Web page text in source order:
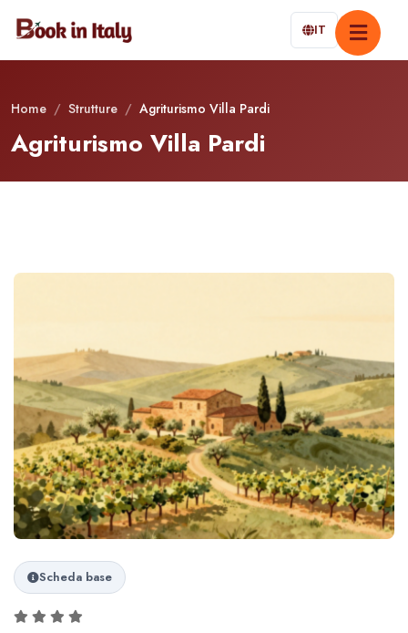
IT
Home / Strutture / Agriturismo Villa Pardi
Agriturismo Villa Pardi
Scheda base